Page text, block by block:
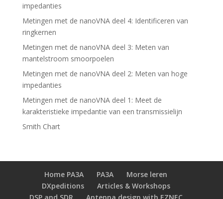
impedanties
Metingen met de nanoVNA deel 4: Identificeren van
ringkernen
Metingen met de nanoVNA deel 3: Meten van
mantelstroom smoorpoelen
Metingen met de nanoVNA deel 2: Meten van hoge
impedanties
Metingen met de nanoVNA deel 1: Meet de
karakteristieke impedantie van een transmissielijn
Smith Chart
Home PA3A PA3A
Morse leren
DXpeditions
Articles & Workshops